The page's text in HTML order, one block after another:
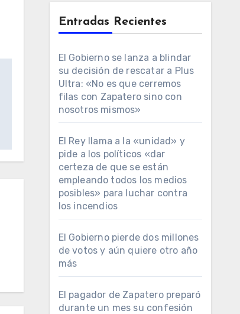
Entradas Recientes
El Gobierno se lanza a blindar
su decisión de rescatar a Plus
Ultra: «No es que cerremos
filas con Zapatero sino con
nosotros mismos»
El Rey llama a la «unidad» y
pide a los políticos «dar
certeza de que se están
empleando todos los medios
posibles» para luchar contra
los incendios
El Gobierno pierde dos millones
de votos y aún quiere otro año
más
El pagador de Zapatero preparó
durante un mes su confesión